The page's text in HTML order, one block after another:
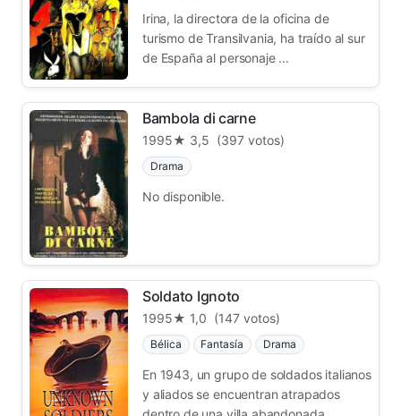
Irina, la directora de la oficina de
turismo de Transilvania, ha traído al sur
de España al personaje ...
Bambola di carne
1995★ 3,5 (397 votos)
Drama
No disponible.
Soldato Ignoto
1995★ 1,0 (147 votos)
Bélica Fantasía Drama
En 1943, un grupo de soldados italianos
y aliados se encuentran atrapados